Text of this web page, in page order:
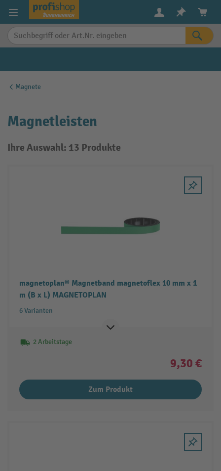
springen
Magnete
Magnetleisten
Ihre Auswahl: 13 Produkte
magnetoplan® Magnetband magnetoflex 10 mm x 1
m (B x L) MAGNETOPLAN
6 Varianten
2 Arbeitstage
9,30 €
Zum Produkt